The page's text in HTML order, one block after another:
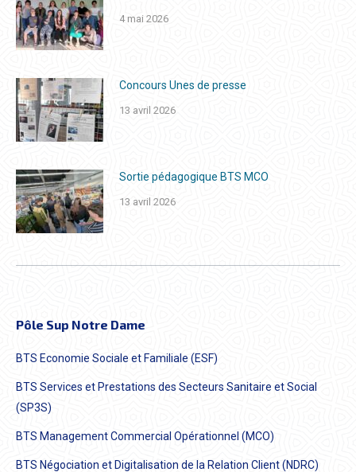
4 mai 2026
Concours Unes de presse
13 avril 2026
Sortie pédagogique BTS MCO
13 avril 2026
Pôle Sup Notre Dame
BTS Economie Sociale et Familiale (ESF)
BTS Services et Prestations des Secteurs Sanitaire et Social
(SP3S)
BTS Management Commercial Opérationnel (MCO)
BTS Négociation et Digitalisation de la Relation Client (NDRC)